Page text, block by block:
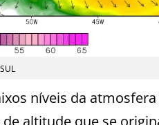
níveis da